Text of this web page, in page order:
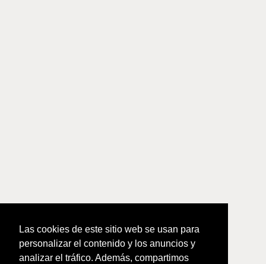
Las cookies de este sitio web se usan para
personalizar el contenido y los anuncios y
analizar el tráfico. Además, compartimos